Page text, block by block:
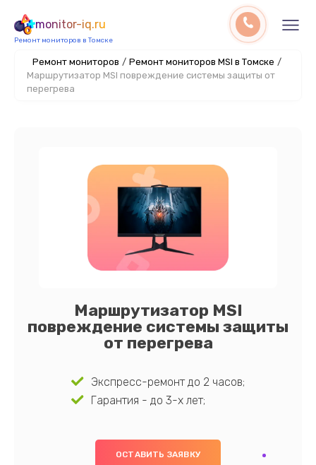
monitor-iq.ru
Ремонт мониторов в Томске
Ремонт мониторов / Ремонт мониторов MSI в Томске /
Маршрутизатор MSI повреждение системы защиты от
перегрева
Маршрутизатор MSI
повреждение системы защиты
от перегрева
Экспресс-ремонт до 2 часов;
Гарантия - до 3-х лет;
ОСТАВИТЬ ЗАЯВКУ